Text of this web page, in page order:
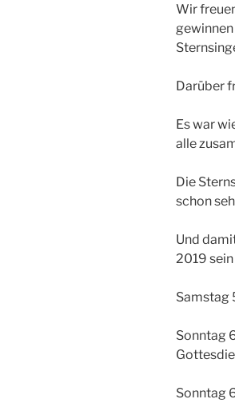
Wir
Darüber
Es war
alle
Die
schon
Und
2019
Samstag
Sonntag
Sonntag